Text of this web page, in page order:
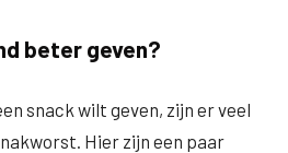
beter geven?
snack wilt geven, zijn er veel
Hier zijn een paar